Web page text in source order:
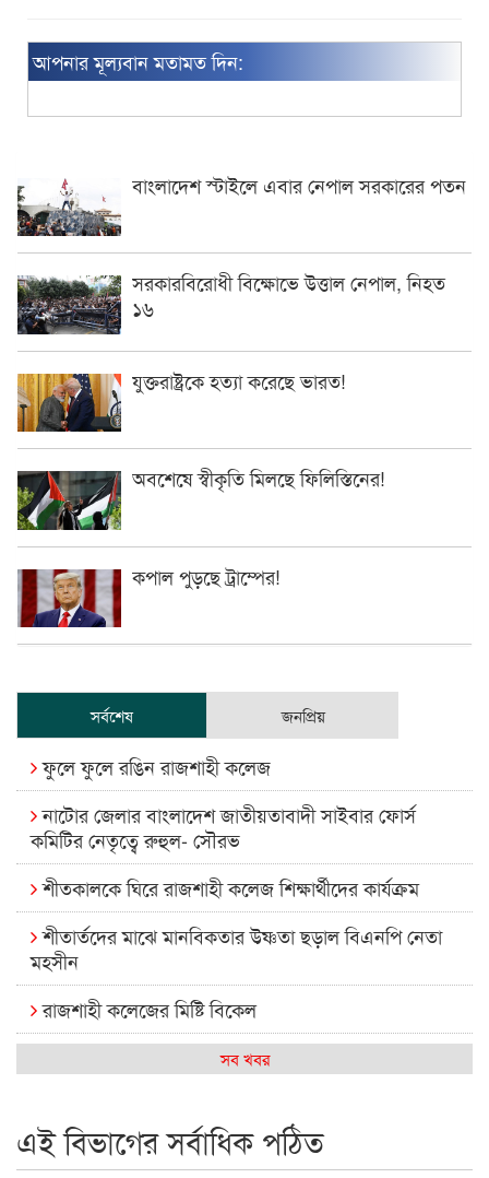
আপনার মূল্যবান মতামত দিন:
বাংলাদেশ স্টাইলে এবার নেপাল সরকারের পতন
সরকারবিরোধী বিক্ষোভে উত্তাল নেপাল, নিহত
১৬
যুক্তরাষ্ট্রকে হত্যা করেছে ভারত!
অবশেষে স্বীকৃতি মিলছে ফিলিস্তিনের!
কপাল পুড়ছে ট্রাম্পের!
সর্বশেষ জনপ্রিয়
ফুলে ফুলে রঙিন রাজশাহী কলেজ
নাটোর জেলার বাংলাদেশ জাতীয়তাবাদী সাইবার ফোর্স
কমিটির নেতৃত্বে রুহুল- সৌরভ
শীতকালকে ঘিরে রাজশাহী কলেজ শিক্ষার্থীদের কার্যক্রম
শীতার্তদের মাঝে মানবিকতার উষ্ণতা ছড়াল বিএনপি নেতা
মহসীন
রাজশাহী কলেজের মিষ্টি বিকেল
কেমন আছে আমাদের দেশের মধ্যবিত্তরা
রাজশাইন একাডেমির ফল প্রকাশ ও পুরস্কার বিতরণ
সব খবর
এই বিভাগের সর্বাধিক পঠিত